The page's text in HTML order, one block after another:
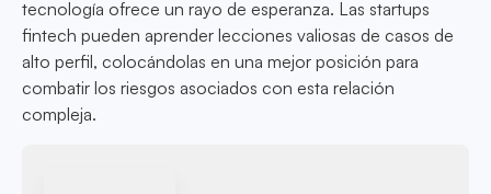
tecnología ofrece un rayo de esperanza. Las startups
fintech pueden aprender lecciones valiosas de casos de
alto perfil, colocándolas en una mejor posición para
combatir los riesgos asociados con esta relación
compleja.